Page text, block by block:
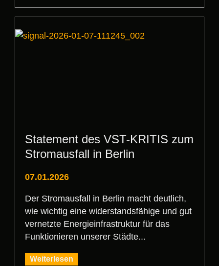
Statement des VST-KRITIS zum
Stromausfall in Berlin
07.01.2026
Der Stromausfall in Berlin macht deutlich,
wie wichtig eine widerstandsfähige und gut
vernetzte Energieinfrastruktur für das
Funktionieren unserer Städte...
Weiterlesen